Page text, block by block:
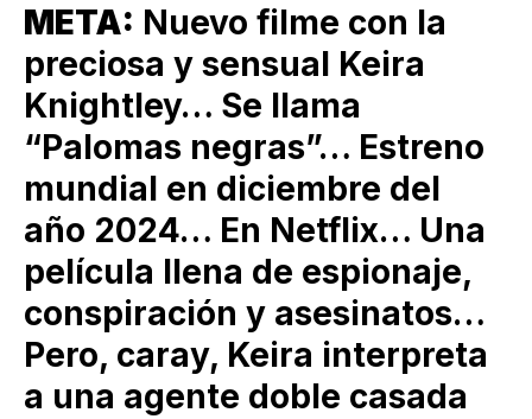
META: Nuevo filme con la
preciosa y sensual Keira
Knightley… Se llama
“Palomas negras”… Estreno
mundial en diciembre del
año 2024… En Netflix… Una
película llena de espionaje,
conspiración y asesinatos…
Pero, caray, Keira interpreta
a una agente doble casada